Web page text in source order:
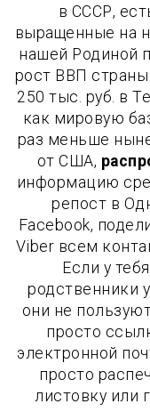
в СССР,
выращенные на
нашей Родиной
рост ВВП страны
250 тыс. руб. в
как мировую
раз меньше
от США,
информацию
репост в
Facebook,
Viber всем
Если у
родственники
они не
просто
электронной
просто
листовку или